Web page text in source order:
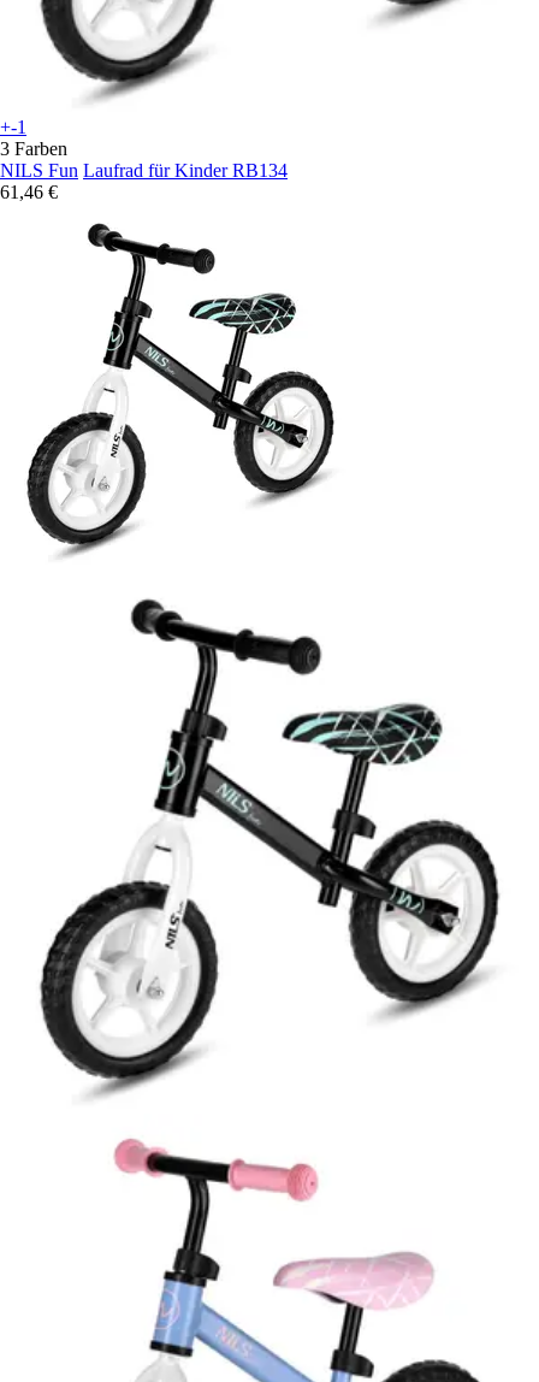
+-1
3 Farben
NILS Fun Laufrad für Kinder RB134
61,46 €